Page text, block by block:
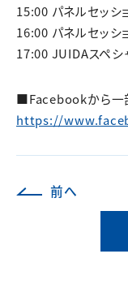
15:00 パネルセッ
16:00 パネルセッ
17:00 JUIDAスペシ
■Facebookから一
https://
前へ